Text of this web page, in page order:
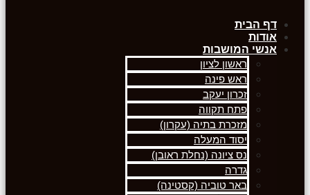
דף הבית
אודות
אנשי המושבות
ראשון לציון
ראש פינה
זכרון יעקב
פתח תקווה
מזכרת בתיה (עקרון)
יסוד המעלה
נס ציונה (נחלת ראובן)
גדרה
באר טוביה (קסטינה)